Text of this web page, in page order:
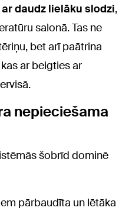
daudz lielāku slodzi,
salonā. Tas ne
bet arī paātrina
ar beigties ar
nepieciešama
šobrīd dominē
pārbaudīta un lētāka